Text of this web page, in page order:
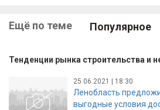
Ещё по теме Популярное
Тенденции рынка строительства и
25.06.2021 | 18:30
Ленобласть
выгодные условия